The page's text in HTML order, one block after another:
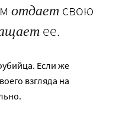
отдаетсвою
ее.
Если же
взгляда на